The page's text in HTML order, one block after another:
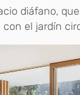
diáfano,
el jardín